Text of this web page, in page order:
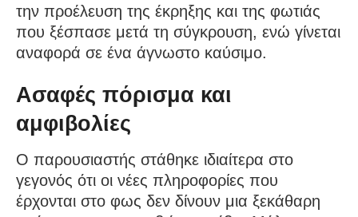
την προέλευση της έκρηξης και της φωτιάς
που ξέσπασε μετά τη σύγκρουση, ενώ γίνεται
αναφορά σε ένα άγνωστο καύσιμο.
Ασαφές πόρισμα και
αμφιβολίες
Ο παρουσιαστής στάθηκε ιδιαίτερα στο
γεγονός ότι οι νέες πληροφορίες που
έρχονται στο φως δεν δίνουν μια ξεκάθαρη